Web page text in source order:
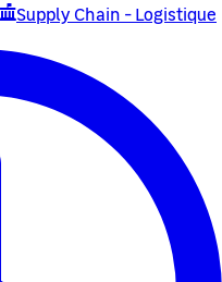
Supply Chain - Logistique